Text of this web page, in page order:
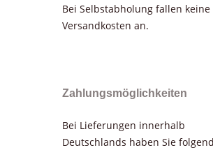
Bei Selbstabholung fallen keine
Versandkosten an.
Zahlungsmöglichkeiten
Bei Lieferungen innerhalb
Deutschlands haben Sie